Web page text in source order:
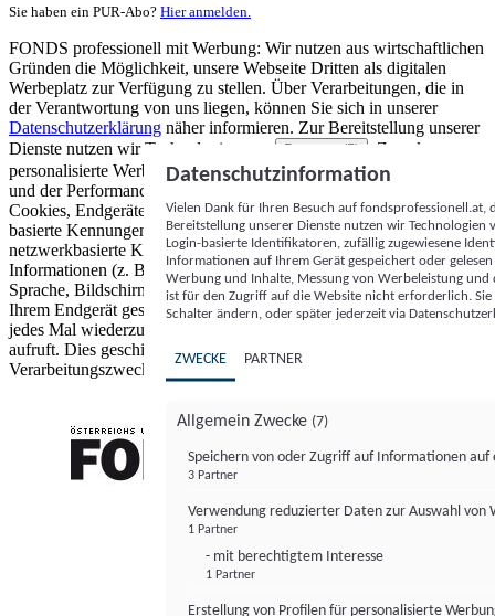
Sie haben ein PUR-Abo? Hier anmelden.
FONDS professionell mit Werbung: Wir nutzen aus wirtschaftlichen
Gründen die Möglichkeit, unsere Webseite Dritten als digitalen
Werbeplatz zur Verfügung zu stellen. Über Verarbeitungen, die in
der Verantwortung von uns liegen, können Sie sich in unserer
Datenschutzerklärung näher informieren. Zur Bereitstellung unserer
Dienste nutzen wir Technologien von
Partnern (5)
. Zwecke:
personalisierte Werbung und Inhalte, Messung von Werbeleistung
und der Performance von Inhalten sowie Zielgruppenforschung.
Cookies, Endgeräte- oder ähnliche Online-Kennungen (z. B. login-
basierte Kennungen, zufällig generierte Kennungen,
netzwerkbasierte Kennungen) können zusammen mit anderen
Informationen (z. B. Browsertyp und Browserinformationen,
Sprache, Bildschirmgröße, unterstützte Technologien usw.) auf
Ihrem Endgerät gespeichert oder von dort ausgelesen werden, um es
jedes Mal wiederzuerkennen, wenn es eine App oder einer Webseite
aufruft. Dies geschieht für einen oder mehrere der hier aufgeführten
Verarbeitungszwecke.
Datenschutzinformation
Vielen Dank für Ihren Besuch auf
Bereitstellung unserer Dienste nutzen wir Technologien
Login-basierte Identifikatoren, zufällig zugewiesene
Informationen auf Ihrem Gerät gespeichert oder
Werbung und Inhalte, Messung von Werbeleistung
ist für den Zugriff auf die Website nicht erforderlich.
Schalter ändern, oder später jederzeit via
ZWECKE PARTNER
Allgemein Zwecke (7)
Speichern von oder Zugriff auf Informationen auf
3 Partner
Verwendung reduzierter Daten zur Auswahl von
1 Partner
- mit berechtigtem Interesse
1 Partner
Erstellung von Profilen für personalisierte
FONDS professionell